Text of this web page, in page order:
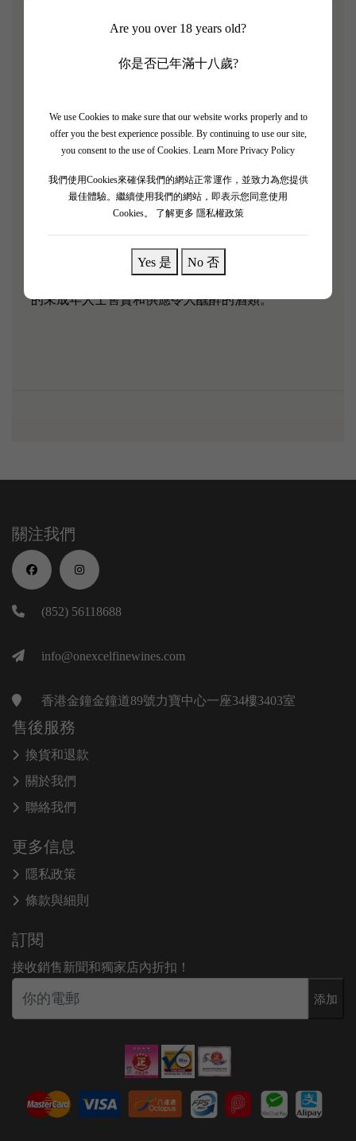
Are you over 18 years old?
你是否已年滿十八歲?
We use Cookies to make sure that our website works properly and to
offer you the best experience possible. By continuing to use our site,
you consent to the use of Cookies. Learn More Privacy Policy
我們使用Cookies來確保我們的網站正常運作，並致力為您提供
最佳體驗。繼續使用我們的網站，即表示您同意使用
Cookies。
了解更多 隱私權政策
Yes 是 No 否
精緻的干邑，以點燃感官並給予慶祝的理由。 受到
Courvoisier® 成為慶祝活動的核心。
這款干邑白蘭地在玻璃杯中呈現出明亮的黃玉，散發
出濃郁、濃郁的焦糖和太妃糖香氣。 香草、摩卡咖
啡和榛子的口感稍縱即逝，帶來圓潤的紅糖餘味，點
綴著丁香和橙皮。 這種簡單的小口在任何甜點桌上
根據新法例禁止任何人在業務過程中，向18歲以下
的未成年人士售賣和供應令人醺醉的酒類。
關注我們
(852) 56118688
info@onexcelfinewines.com
香港金鐘金鐘道89號力寶中心一座34樓3403室
售後服務
換貨和退款
關於我們
聯絡我們
更多信息
隱私政策
條款與細則
訂閱
接收銷售新聞和獨家店內折扣！
添加